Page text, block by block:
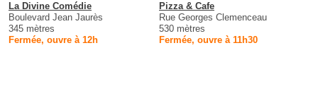
La Divine Comédie
Boulevard Jean Jaurès
345 mètres
Fermée, ouvre à 12h
Pizza & Cafe
Rue Georges Clemenceau
530 mètres
Fermée, ouvre à 11h30